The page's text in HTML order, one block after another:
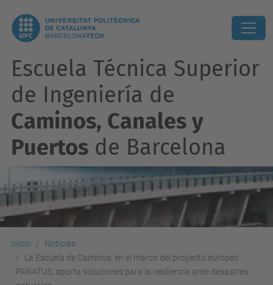
Escuela Técnica Superior
de Ingeniería de
Caminos, Canales y
Puertos de Barcelona
Inicio
Noticias
La Escuela de Caminos, en el marco del proyecto europeo
PARATUS, aporta soluciones para la resiliencia ante desastres